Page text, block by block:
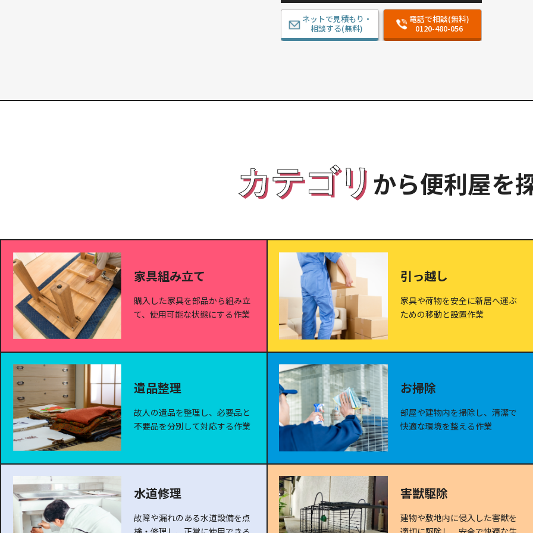
ネットで見積もり・
相談する(無料)
電話で相談(無料)
0120-480-056
カテゴリから便利屋を
家具組み立て
購入した家具を部品から組み立
て、使用可能な状態にする作業
引っ越し
家具や荷物を安全に新居へ運ぶ
ための移動と設置作業
遺品整理
故人の遺品を整理し、必要品と
不要品を分別して対応する作業
お掃除
部屋や建物内を掃除し、清潔で
快適な環境を整える作業
水道修理
故障や漏れのある水道設備を点
害獣駆除
建物や敷地内に侵入した害獣を